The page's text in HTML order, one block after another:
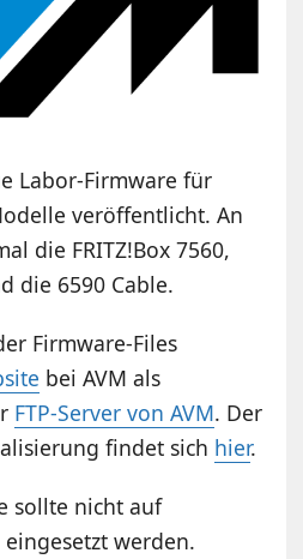
Labor-Firmware für
veröffentlicht. An
die FRITZ!Box 7560,
die 6590 Cable.
Firmware-Files
bei AVM als
FTP-Server von AVM. Der
findet sich hier.
sollte nicht auf
werden.